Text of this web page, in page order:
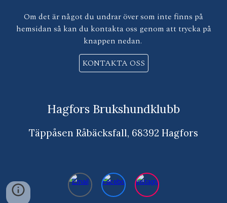
Om det är något du undrar över som inte finns på
hemsidan så kan du kontakta oss genom att trycka på
knappen nedan.
KONTAKTA OSS
Hagfors Brukshundklubb
Täppåsen Råbäcksfall, 68392 Hagfors